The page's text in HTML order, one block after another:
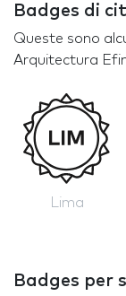
Badges di
Queste sono
Arquitectura
Lima
Badges per